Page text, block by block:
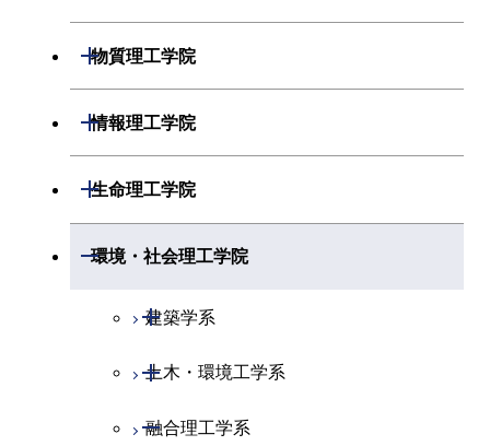
物理学コース
化学系
開閉
エネルギー・情報コース
物質・情報卓越コース
地球生命コース
専門科目
機械系
開閉
エネルギーコース
エンジニアリングデザイン
ース
原子核工学コース
システム制御コース
コース
電気電子系
開閉
エネルギーコース
エネルギー・情報コース
ライフエンジニアリングコ
情報通信コース
エンジニアリングデザイン
ース
経営工学系
開閉
経営工学コース
エンジニアリングデザイン
専門科目
物質理工学院
開閉
材料系
開閉
エネルギーコース
ース
原子核工学コース
応用化学コース
ース
専門科目
情報理工学院
開閉
数理・計算科学系
開閉
ース
知能情報コース
生命理工学院
開閉
生命理工学系
開閉
生命理工学コース
ライフエンジニアリングコ
専門科目
環境・社会理工学院
開閉
建築学系
開閉
建築学コース
エンジニアリングデザイン
土木・環境工学系
開閉
土木工学コース
融合理工学系
開閉